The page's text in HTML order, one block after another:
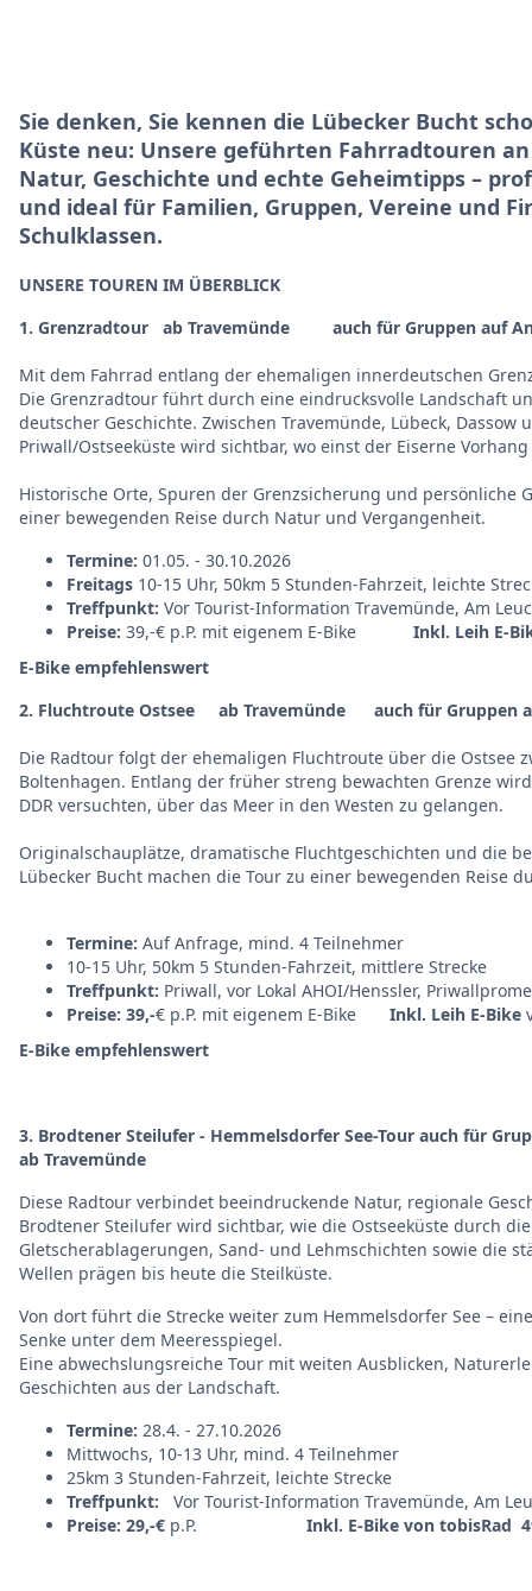
Sie denken, Sie kennen die Lübecker Bucht
Küste neu: Unsere geführten Fahrradtouren
Natur, Geschichte und echte Geheimtipps –
und ideal für Familien, Gruppen, Vereine und
Schulklassen.
UNSERE TOUREN IM ÜBERBLICK
1. Grenzradtour ab Travemünde auch für Gruppen auf
Mit dem Fahrrad entlang der ehemaligen innerdeutschen
Die Grenzradtour führt durch eine eindrucksvolle Landschaft
deutscher Geschichte. Zwischen Travemünde, Lübeck, Dassow
Priwall/Ostseeküste wird sichtbar, wo einst der Eiserne
Historische Orte, Spuren der Grenzsicherung und persönliche
einer bewegenden Reise durch Natur und Vergangenheit.
Termine: 01.05. - 30.10.2026
Freitags 10-15 Uhr, 50km 5 Stunden-Fahrzeit, leichte
Treffpunkt: Vor Tourist-Information Travemünde, Am
Preise: 39,-€ p.P. mit eigenem E-Bike Inkl. Leih E-
E-Bike empfehlenswert
2. Fluchtroute Ostsee ab Travemünde auch für Gruppen
Die Radtour folgt der ehemaligen Fluchtroute über die Ostsee
Boltenhagen. Entlang der früher streng bewachten Grenze
DDR versuchten, über das Meer in den Westen zu gelangen.
Originalschauplätze, dramatische Fluchtgeschichten und die
Lübecker Bucht machen die Tour zu einer bewegenden Reise
Termine: Auf Anfrage, mind. 4 Teilnehmer
10-15 Uhr, 50km 5 Stunden-Fahrzeit, mittlere Strecke
Treffpunkt: Priwall, vor Lokal AHOI/Henssler,
Preise: 39,-€ p.P. mit eigenem E-Bike Inkl. Leih E-Bike
E-Bike empfehlenswert
3. Brodtener Steilufer - Hemmelsdorfer See-Tour auch für
ab Travemünde
Diese Radtour verbindet beeindruckende Natur, regionale
Brodtener Steilufer wird sichtbar, wie die Ostseeküste durch
Gletscherablagerungen, Sand- und Lehmschichten sowie die
Wellen prägen bis heute die Steilküste.
Von dort führt die Strecke weiter zum Hemmelsdorfer See –
Senke unter dem Meeresspiegel.
Eine abwechslungsreiche Tour mit weiten Ausblicken,
Geschichten aus der Landschaft.
Termine: 28.4. - 27.10.2026
Mittwochs, 10-13 Uhr, mind. 4 Teilnehmer
25km 3 Stunden-Fahrzeit, leichte Strecke
Treffpunkt:
Vor Tourist-Information Travemünde, Am
Preise: 29,-€ p.P. Inkl. E-Bike von tobisRad